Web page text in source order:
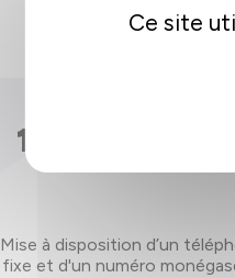
150€/MOIS HT
Mise à disposition d’un
fixe et d'un numéro
Ce site